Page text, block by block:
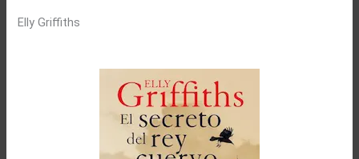
Elly Griffiths